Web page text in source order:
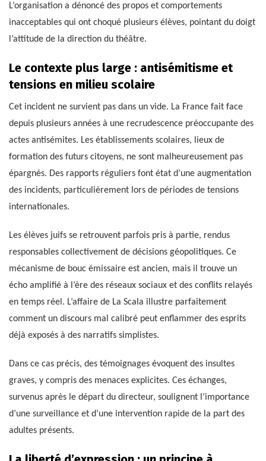
L’organisation a dénoncé des propos et comportements
inacceptables qui ont choqué plusieurs élèves, pointant du doigt
l’attitude de la direction du théâtre.
Le contexte plus large : antisémitisme et
tensions en milieu scolaire
Cet incident ne survient pas dans un vide. La France fait face
depuis plusieurs années à une recrudescence préoccupante des
actes antisémites. Les établissements scolaires, lieux de
formation des futurs citoyens, ne sont malheureusement pas
épargnés. Des rapports réguliers font état d’une augmentation
des incidents, particulièrement lors de périodes de tensions
internationales.
Les élèves juifs se retrouvent parfois pris à partie, rendus
responsables collectivement de décisions géopolitiques. Ce
mécanisme de bouc émissaire est ancien, mais il trouve un
écho amplifié à l’ère des réseaux sociaux et des conflits relayés
en temps réel. L’affaire de La Scala illustre parfaitement
comment un discours mal calibré peut enflammer des esprits
déjà exposés à des narratifs simplistes.
Dans ce cas précis, des témoignages évoquent des insultes
graves, y compris des menaces explicites. Ces échanges,
survenus après le départ du directeur, soulignent l’importance
d’une surveillance et d’une intervention rapide de la part des
adultes présents.